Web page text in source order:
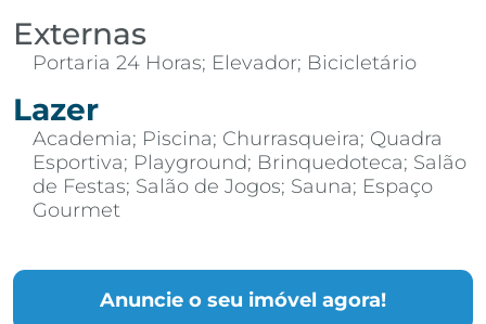
Anuncie o seu imóvel agora!
Externas
Portaria 24 Horas; Elevador; Bicicletário
Lazer
Academia; Piscina; Churrasqueira; Quadra
Esportiva; Playground; Brinquedoteca; Salão
de Festas; Salão de Jogos; Sauna; Espaço
Gourmet